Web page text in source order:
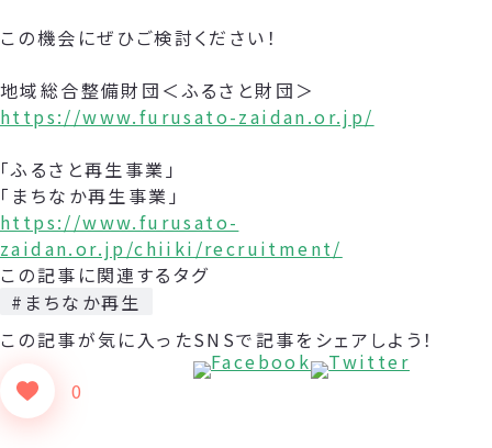
この機会にぜひご検討ください！
地域総合整備財団＜ふるさと財団＞
https://www.furusato-zaidan.or.jp/
「ふるさと再生事業」
「まちなか再生事業」
https://www.furusato-
zaidan.or.jp/chiiki/recruitment/
この記事に関連するタグ
#まちなか再生
この記事が気に入った
0
SNSで記事をシェアしよう！